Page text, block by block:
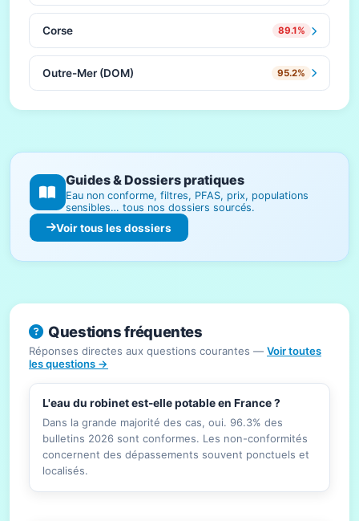
Corse 89.1%
Outre-Mer (DOM) 95.2%
Guides & Dossiers pratiques
Eau non conforme, filtres, PFAS, prix, populations
sensibles… tous nos dossiers sourcés.
Voir tous les dossiers
Questions fréquentes
Réponses directes aux questions courantes — Voir toutes
les questions →
L'eau du robinet est-elle potable en France ?
Dans la grande majorité des cas, oui. 96.3% des
bulletins 2026 sont conformes. Les non-conformités
concernent des dépassements souvent ponctuels et
localisés.